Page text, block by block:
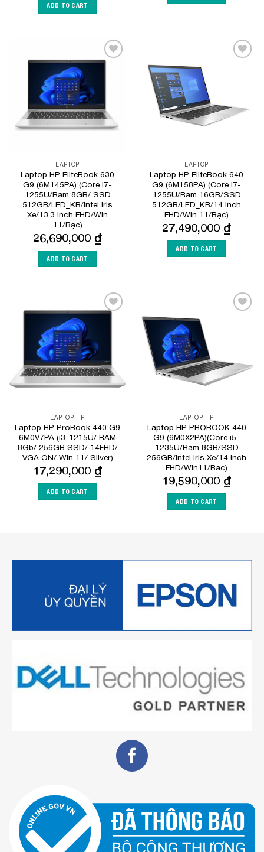
ADD TO CART
LAPTOP
Laptop HP EliteBook 630
G9 (6M145PA) (Core i7-
1255U/Ram 8GB/ SSD
512GB/LED_KB/Intel Iris
Xe/13.3 inch FHD/Win
11/Bạc)
26,690,000 ₫
ADD TO CART
LAPTOP
Laptop HP EliteBook 640
G9 (6M158PA) (Core i7-
1255U/Ram 16GB/SSD
512GB/LED_KB/14 inch
FHD/Win 11/Bạc)
27,490,000 ₫
ADD TO CART
LAPTOP HP
Laptop HP ProBook 440 G9
6M0V7PA (i3-1215U/ RAM
8Gb/ 256GB SSD/ 14FHD/
VGA ON/ Win 11/ Silver)
17,290,000 ₫
ADD TO CART
LAPTOP HP
Laptop HP PROBOOK 440
G9 (6M0X2PA)(Core i5-
1235U/Ram 8GB/SSD
256GB/Intel Iris Xe/14 inch
FHD/Win11/Bạc)
19,590,000 ₫
ADD TO CART